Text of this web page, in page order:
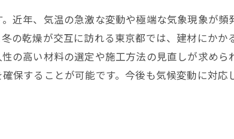
研修と教育プログラム
び割れ防止に寄与する方法
クの活用法
ェクトの成功要因分析
近年、気温の急激な変動や極端な気象現象が頻
の乾燥が交互に訪れる東京都では、建材にか
の高い材料の選定や施工方法の見直しが求めら
保することが可能です。今後も気候変動に対